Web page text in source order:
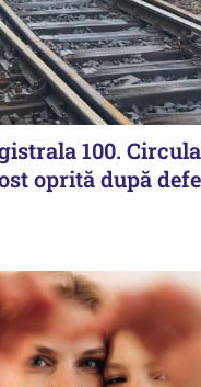
100.
oprită după